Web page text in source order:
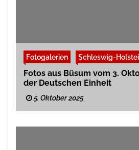
Fotogalerien Schleswig-
Fotos aus Büsum vom 3.
der Deutschen Einheit
5. Oktober 2025